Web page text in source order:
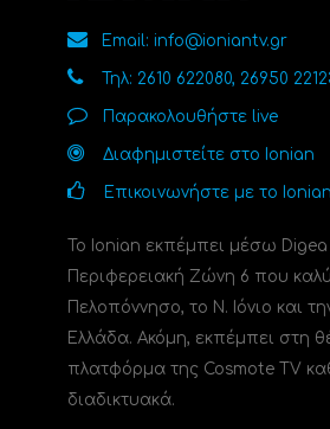
Email: info@ioniantv.gr
Τηλ: 2610 622080, 26950
Παρακολουθήστε live
Διαφημιστείτε στο Ionian
Επικοινωνήστε με το Ionian
Το Ionian εκπέμπει μέσω
Περιφερειακή Ζώνη 6 που
Πελοπόννησο, το N. Ιόνιο και
Ελλάδα. Ακόμη, εκπέμπει στη
πλατφόρμα της Cosmote TV
διαδικτυακά.